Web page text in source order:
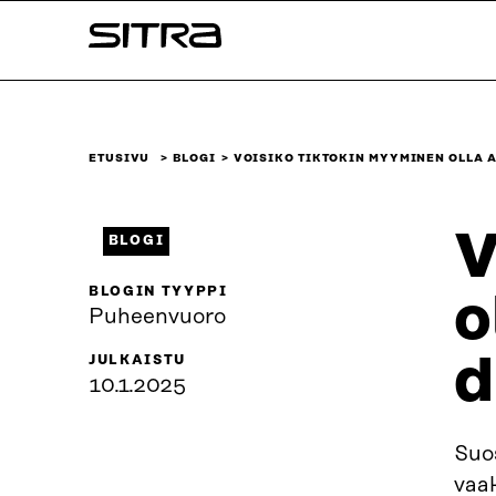
sisältöön
Sitra
ETUSIVU BLOGI VOISIKO TIKTOKIN MYYMINEN OLLA
BLOGI
BLOGIN TYYPPI
Puheenvuoro
JULKAISTU
10.1.2025